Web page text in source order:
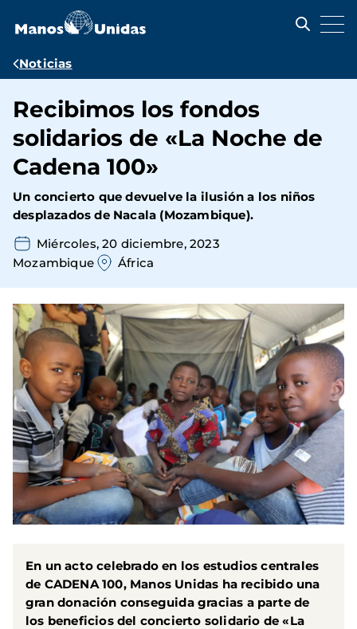
contenido
Ruta
navegación
Noticias
Recibimos los fondos
solidarios de «La Noche de
Cadena 100»
Un concierto que devuelve la ilusión a los niños
desplazados de Nacala (Mozambique).
Miércoles, 20 diciembre, 2023
Mozambique
África
En un acto celebrado en los estudios centrales
de CADENA 100, Manos Unidas ha recibido una
gran donación conseguida gracias a parte de
los beneficios del concierto solidario de «La